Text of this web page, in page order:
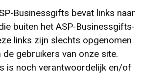
Businessgifts bevat links naar
buiten het ASP-Businessgifts-
links zijn slechts opgenomen
gebruikers van onze site.
is noch verantwoordelijk en/of